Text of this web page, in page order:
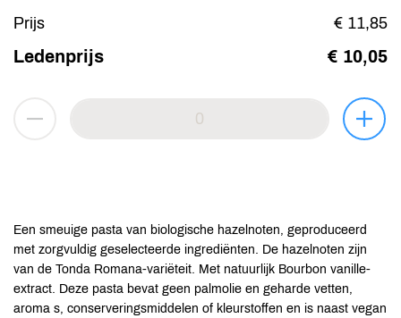
Prijs
€ 11,85
Ledenprijs € 10,05
Een smeuige pasta van biologische hazelnoten, geproduceerd
met zorgvuldig geselecteerde ingrediënten. De hazelnoten zijn
van de Tonda Romana-variëteit. Met natuurlijk Bourbon vanille-
extract. Deze pasta bevat geen palmolie en geharde vetten,
aroma s, conserveringsmiddelen of kleurstoffen en is naast vegan